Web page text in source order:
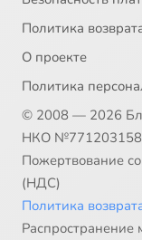
Политика
О проекте
Политика
© 2008 — 2026
НКО
Пожертвование
(НДС)
Политика
Распространение